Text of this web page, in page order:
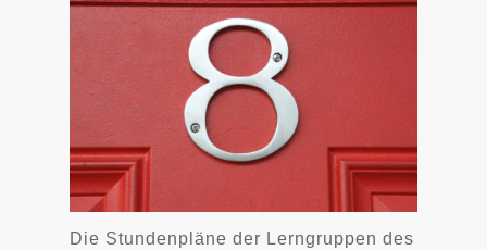
Die Stundenpläne der Lerngruppen des